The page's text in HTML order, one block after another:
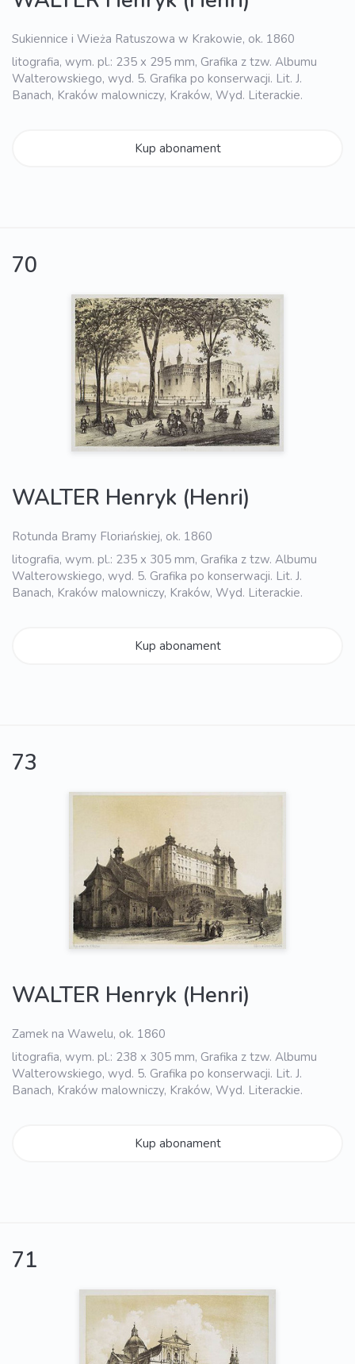
Sukiennice i Wieża Ratuszowa w Krakowie, ok. 1860
litografia, wym. pl.: 235 x 295 mm, Grafika z tzw. Albumu
Walterowskiego, wyd. 5. Grafika po konserwacji. Lit. J.
Banach, Kraków malowniczy, Kraków, Wyd. Literackie.
Kup abonament
70
WALTER Henryk (Henri)
Rotunda Bramy Floriańskiej, ok. 1860
litografia, wym. pl.: 235 x 305 mm, Grafika z tzw. Albumu
Walterowskiego, wyd. 5. Grafika po konserwacji. Lit. J.
Banach, Kraków malowniczy, Kraków, Wyd. Literackie.
Kup abonament
73
WALTER Henryk (Henri)
Zamek na Wawelu, ok. 1860
litografia, wym. pl.: 238 x 305 mm, Grafika z tzw. Albumu
Walterowskiego, wyd. 5. Grafika po konserwacji. Lit. J.
Banach, Kraków malowniczy, Kraków, Wyd. Literackie.
Kup abonament
71